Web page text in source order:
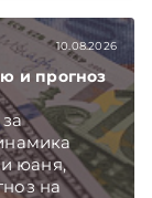
на
экономике
10.08.2026
и прогноз
юаня,
на